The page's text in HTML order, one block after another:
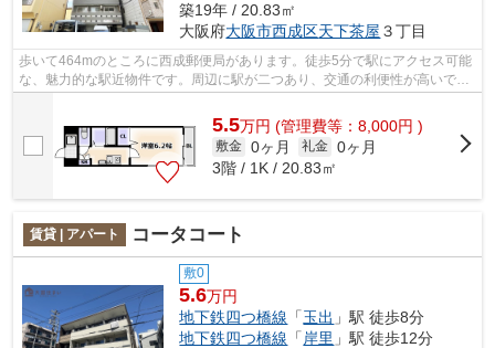
築19年 / 20.83㎡
大阪府大阪市西成区天下茶屋 ３丁目
歩いて464mのところに西成郵便局があります。徒歩5分で駅にアクセス可能
な、魅力的な駅近物件です。周辺に駅が二つあり、交通の利便性が高いで
5.5万円 (管理費等：8,000円 )
敷金 0ヶ月 礼金 0ヶ月
3階 / 1K / 20.83㎡
賃貸 | アパート コータコート
敷0
5.6万円
地下鉄四つ橋線 「玉出 」駅 徒歩8分
地下鉄四つ橋線 「 岸里 」駅 徒歩12分